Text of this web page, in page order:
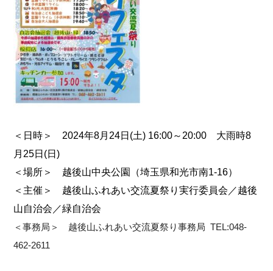
＜日時＞ 2024年8月24日(土) 16:00～20:00 大雨時8
月25日(日)
＜場所＞ 越後山中央公園（埼玉県和光市南1-16）
＜主催＞ 越後山ふれあい交流夏祭り実行委員会／越後
山自治会／緑自治会
＜事務局＞ 越後山ふれあい交流夏祭り事務局 TEL:048-
462-2611